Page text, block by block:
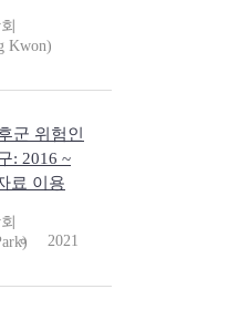
Kwon)
군 위험인
: 2016 ~
료 이용
2021